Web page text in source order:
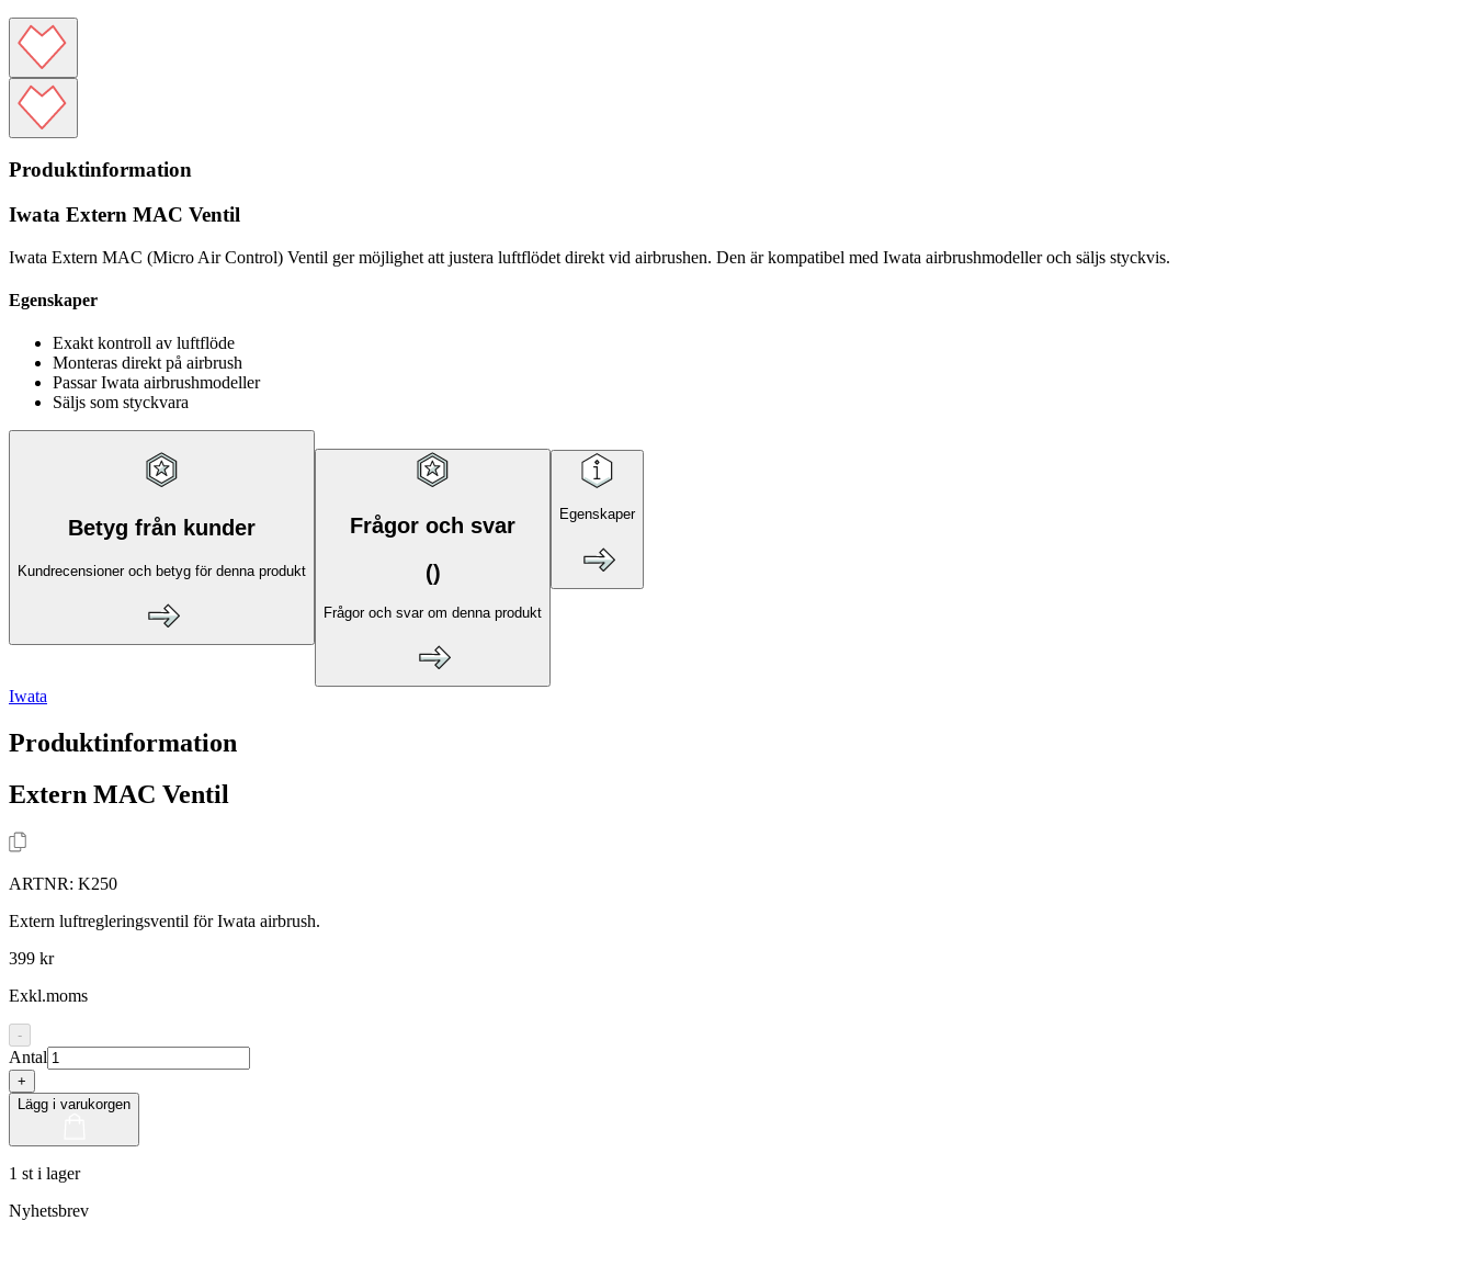
Produktinformation
Iwata Extern MAC Ventil
Iwata Extern MAC (Micro Air Control) Ventil ger möjlighet att justera luftflödet direkt vid airbrushen. Den är kompatibel med Iwata airbrushmodeller och säljs styckvis.
Egenskaper
Exakt kontroll av luftflöde
Monteras direkt på airbrush
Passar Iwata airbrushmodeller
Säljs som styckvara
Betyg från kunder
Kundrecensioner och betyg för denna produkt
Frågor och svar
()
Frågor och svar om denna produkt
Egenskaper
Iwata
Produktinformation
Extern MAC Ventil
ARTNR: K250
Extern luftregleringsventil för Iwata airbrush.
399 kr
Exkl.moms
-
Antal
+
Lägg i varukorgen
1 st i lager
Nyhetsbrev